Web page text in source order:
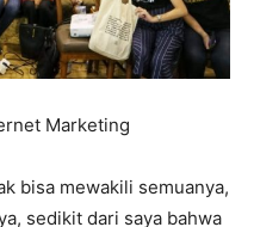
Marketing
bisa mewakili semuanya,
sedikit dari saya bahwa